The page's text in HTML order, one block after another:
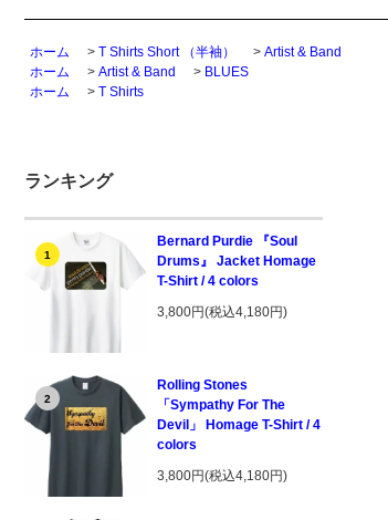
ホーム > T Shirts Short （半袖） > Artist & Band
ホーム
> Artist & Band > BLUES
ホーム
> T Shirts
ランキング
1
Bernard Purdie 『Soul
Drums』 Jacket Homage
T-Shirt / 4 colors
3,800円(税込4,180円)
2
Rolling Stones
「Sympathy For The
Devil」 Homage T-Shirt / 4
colors
3,800円(税込4,180円)